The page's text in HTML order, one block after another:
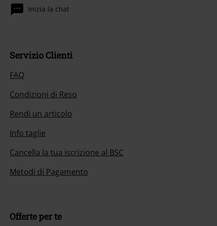
Inizia la chat
Servizio Clienti
FAQ
Condizioni di Reso
Rendi un articolo
Info taglie
Cancella la tua iscrizione al BSC
Metodi di Pagamento
Offerte per te